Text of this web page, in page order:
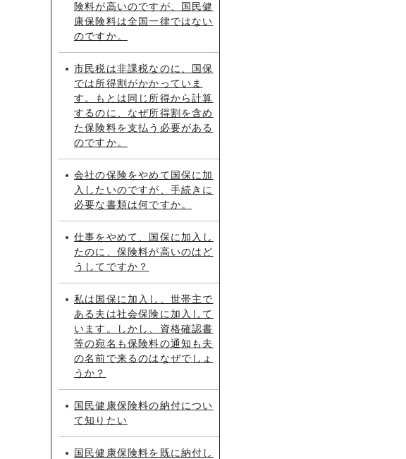
険料が高いのですが、国民健
康保険料は全国一律ではない
のですか。
市民税は非課税なのに、国保
では所得割がかかっていま
す。もとは同じ所得から計算
するのに、なぜ所得割を含め
た保険料を支払う必要がある
のですか。
会社の保険をやめて国保に加
入したいのですが、手続きに
必要な書類は何ですか。
仕事をやめて、国保に加入し
たのに、保険料が高いのはど
うしてですか？
私は国保に加入し、世帯主で
ある夫は社会保険に加入して
います。しかし、資格確認書
等の宛名も保険料の通知も夫
の名前で来るのはなぜでしょ
うか？
国民健康保険料の納付につい
て知りたい
国民健康保険料を既に納付し